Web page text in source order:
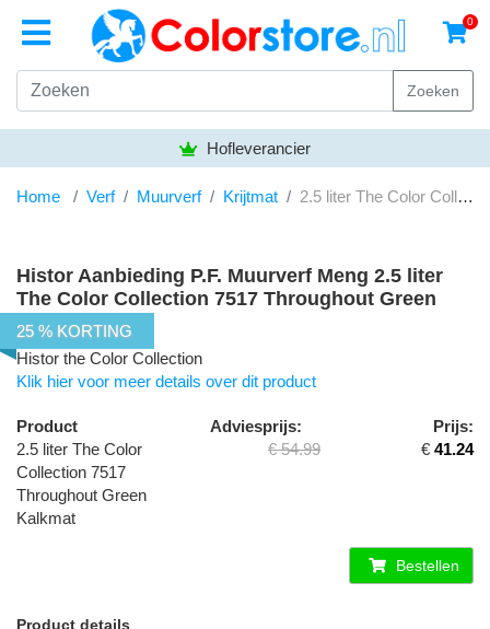
0
Zoeken
Hofleverancier
Home Verf Muurverf Krijtmat 2.5 liter The Color Collection 7517 Throughout Green Kalkmat
25 % KORTING
Histor Aanbieding P.F. Muurverf Meng 2.5 liter
The Color Collection 7517 Throughout Green
Kalkmat
Histor the Color Collection
Klik hier voor meer details over dit product
Product Adviesprijs:
Prijs:
2.5 liter The Color
Collection 7517
Throughout Green
Kalkmat
€ 54.99 € 41.24
Bestellen
Product details